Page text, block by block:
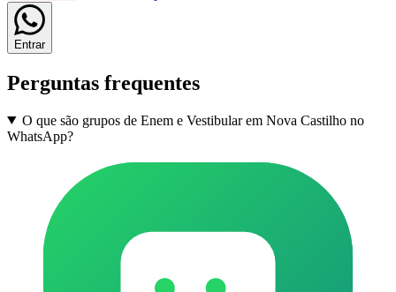
Entrar
Perguntas frequentes
O que são grupos de Enem e Vestibular em Nova Castilho no
WhatsApp?